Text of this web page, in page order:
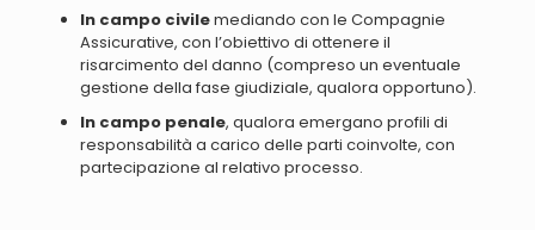
In campo civilemediando con le Compagnie
Assicurative, con l’obiettivo di ottenere il
risarcimento del danno (compreso un eventuale
gestione della fase giudiziale, qualora opportuno).
In campo penale, qualora emergano profili di
responsabilità a carico delle parti coinvolte, con
partecipazione al relativo processo.